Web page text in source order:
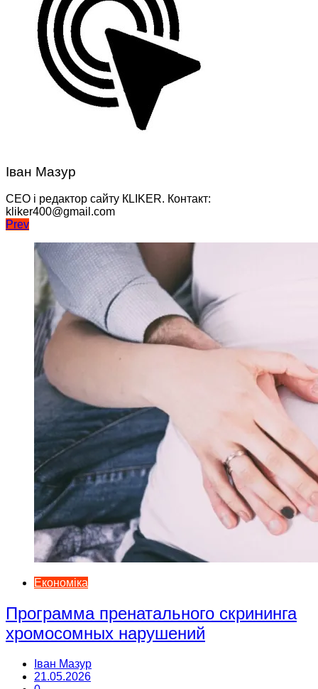
Іван Мазур
CEO і редактор сайту КLIKER. Контакт:
kliker400@gmail.com
Навігація
записів
Prev
Економіка
Программа пренатального скрининга
хромосомных нарушений
Іван Мазур
21.05.2026